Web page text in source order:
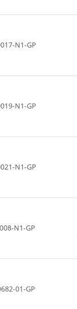
N1-GP
N1-GP
N1-GP
N1-GP
01-GP